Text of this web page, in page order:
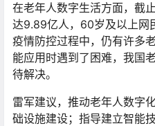
在老年人数字生活方面，截
达9.89亿人，60岁及以上网
疫情防控过程中，仍有许多
能应用时遇到了困难，我国
待解决。
雷军建议，推动老年人数字
础设施建设；指导建立智能